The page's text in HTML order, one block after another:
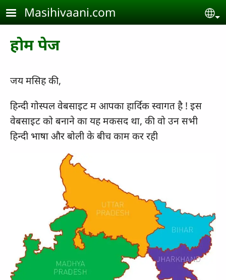
Skip to main content
Masihivaani.com
होम पेज
जय मसिह की,
हिन्दी गोस्पल वेबसाइट म आपका हार्दिक स्वागत है ! इस
वेबसाइट को बनाने का यह मकसद था, की वो उन सभी
हिन्दी भाषा और बोली के बीच काम कर रही